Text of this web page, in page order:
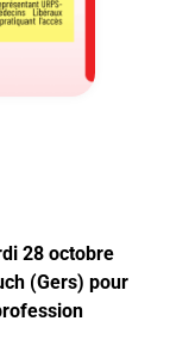
28 octobre
(Gers) pour